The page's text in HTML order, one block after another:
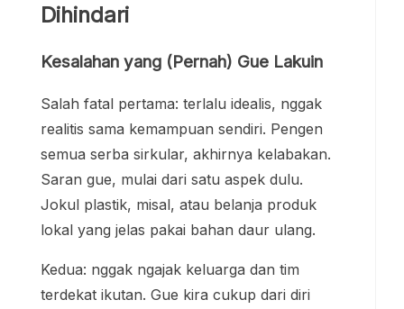
Dihindari
Kesalahan yang (Pernah) Gue Lakuin
Salah fatal pertama: terlalu idealis, nggak
realitis sama kemampuan sendiri. Pengen
semua serba sirkular, akhirnya kelabakan.
Saran gue, mulai dari satu aspek dulu.
Jokul plastik, misal, atau belanja produk
lokal yang jelas pakai bahan daur ulang.
Kedua: nggak ngajak keluarga dan tim
terdekat ikutan. Gue kira cukup dari diri